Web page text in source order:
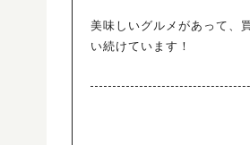
美味しいグルメがあって、
い続けています！